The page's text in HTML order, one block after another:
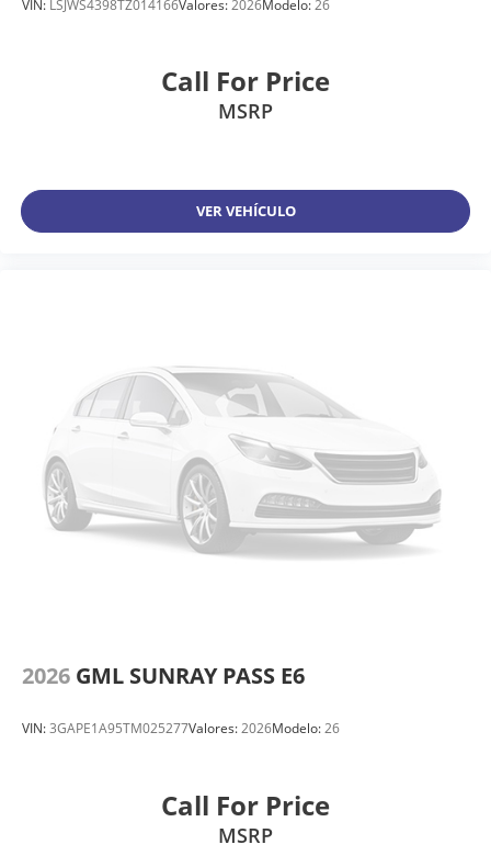
VIN: LSJWS4398TZ014166Valores:2026Modelo:26
Call For Price
MSRP
VER VEHÍCULO
2026 GML SUNRAY PASS E6
VIN:3GAPE1A95TM025277Valores:2026Modelo:26
Call For Price
MSRP